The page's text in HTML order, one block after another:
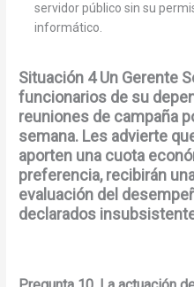
servidor público sin su
informático.
Situación 4 Un Gerente
funcionarios de su
reuniones de campaña
semana. Les advierte
aporten una cuota
preferencia, recibirán
evaluación del
declarados